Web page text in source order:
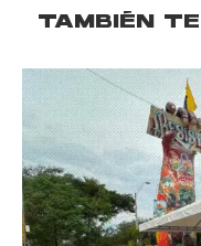
TAMBIÉN